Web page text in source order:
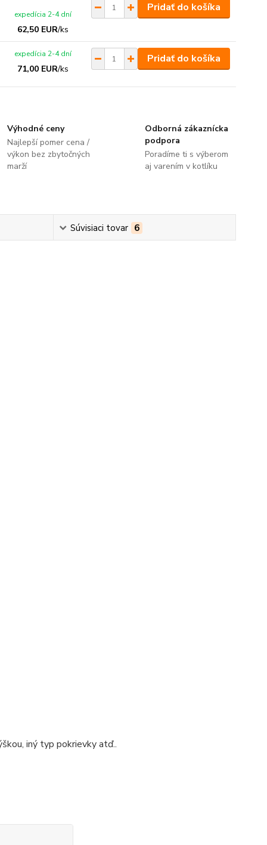
62,50 EUR/ks
expedícia 2-4 dní
Pridať do košíka
71,00 EUR/ks
expedícia 2-4 dní Pridať do košíka
Výhodné ceny
Najlepší pomer cena /
výkon bez zbytočných
marží
Odborná zákaznícka
podpora
Poradíme ti s výberom
aj varením v kotlíku
Súvisiaci tovar 6
iný typ pokrievky atď..